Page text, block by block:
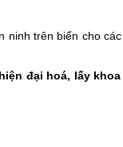
ninh trên biển cho
đại hoá, lấy